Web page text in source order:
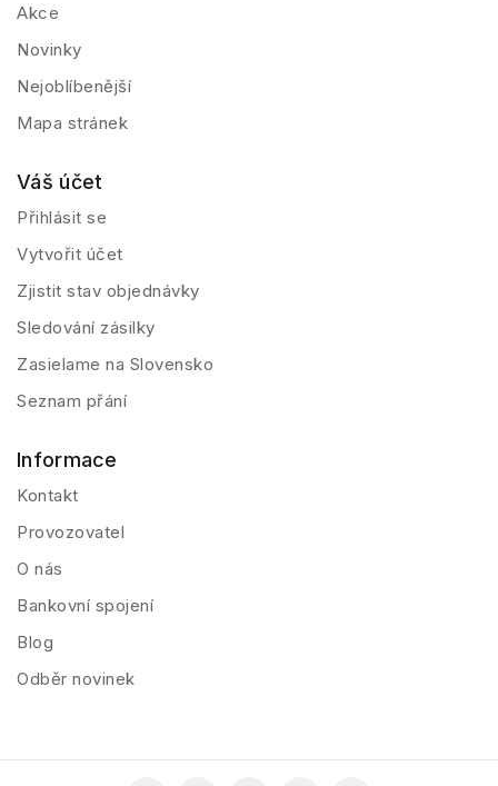
Akce
Novinky
Nejoblíbenější
Mapa stránek
Váš účet
Přihlásit se
Vytvořit účet
Zjistit stav objednávky
Sledování zásilky
Zasielame na Slovensko
Seznam přání
Informace
Kontakt
Provozovatel
O nás
Bankovní spojení
Blog
Odběr novinek